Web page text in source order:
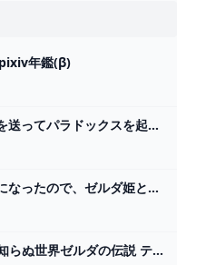
年鑑(β)
ゼルダに白龍素材を送ってパラドックスを起こしてみた【ゼルダの伝説ティアーズオブザキングダム】【Totk】 - YouTube
【ティアキン】気になったので、ゼルダ姫と一緒に白い龍に乗ってみた【ドリカラ】【ゼルダの伝説ティアーズオブザキングダムTotK字幕実況】 - YouTube
【#82】龍の泪 見知らぬ世界ゼルダの伝説 ティアーズ オブ ザ キングダム - YouTube